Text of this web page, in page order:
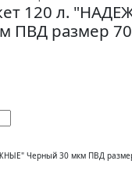
120 л.
ПВД размер
Черный 30 мкм ПВД